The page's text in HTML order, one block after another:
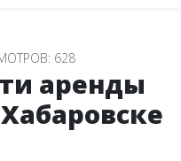
628
аренды